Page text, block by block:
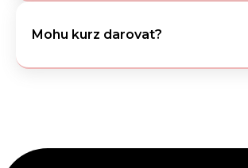
Mohu kurz darovat?